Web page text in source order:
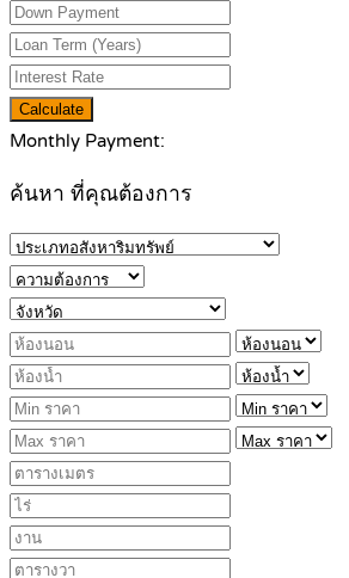
Calculate
Monthly Payment:
ค้นหา ที่คุณต้องการ